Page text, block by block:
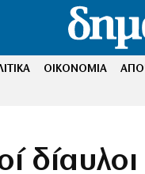
ΟΙΚΟΝΟΜΙΑ